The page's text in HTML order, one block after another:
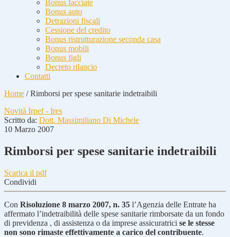
Bonus facciate
Bonus auto
Detrazioni fiscali
Cessione del credito
Bonus ristrutturazione seconda casa
Bonus mobili
Bonus figli
Decreto rilancio
Contatti
Home /Rimborsi per spese sanitarie indetraibili
Novità Irpef - Ires
Scritto da: Dott. Massimiliano Di Michele
10 Marzo 2007
Rimborsi per spese sanitarie indetraibili
Scarica il pdf
Condividi
Con Risoluzione 8 marzo 2007, n. 35 l’Agenzia delle Entrate ha
affermato l’indetraibilità delle spese sanitarie rimborsate da un fondo
di previdenza , di assistenza o da imprese assicuratrici se le stesse
non sono rimaste effettivamente a carico del contribuente.